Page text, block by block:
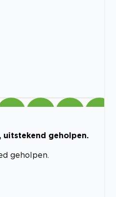
uitstekend geholpen.
geholpen.